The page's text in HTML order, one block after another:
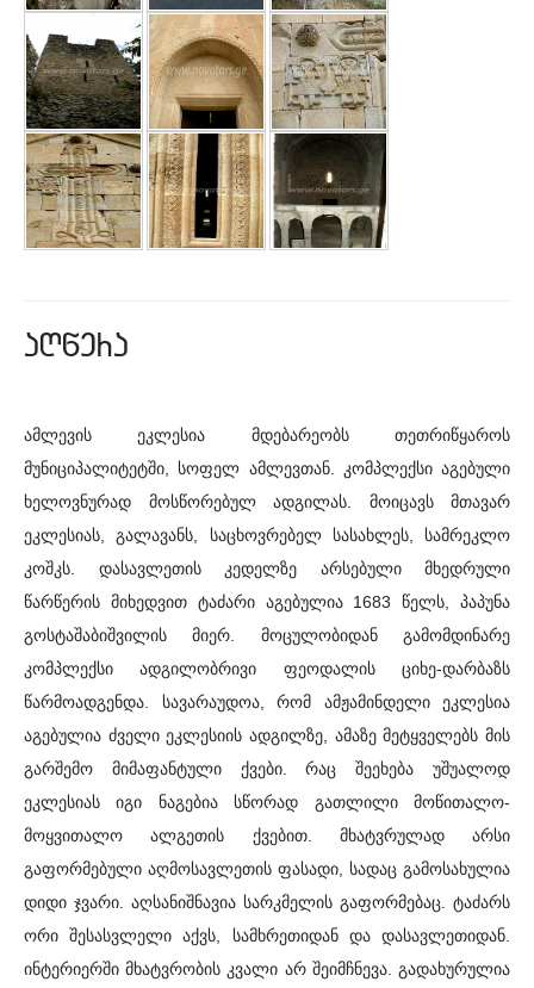
aRwera
ამლევის ეკლესია მდებარეობს თეთრიწყაროს
მუნიციპალიტეტში, სოფელ ამლევთან. კომპლექსი აგებული
ხელოვნურად მოსწორებულ ადგილას. მოიცავს მთავარ
ეკლესიას, გალავანს, საცხოვრებელ სასახლეს, სამრეკლო
კოშკს. დასავლეთის კედელზე არსებული მხედრული
წარწერის მიხედვით ტაძარი აგებულია 1683 წელს, პაპუნა
გოსტაშაბიშვილის მიერ. მოცულობიდან გამომდინარე
კომპლექსი ადგილობრივი ფეოდალის ციხე-დარბაზს
წარმოადგენდა. სავარაუდოა, რომ ამჟამინდელი ეკლესია
აგებულია ძველი ეკლესიის ადგილზე, ამაზე მეტყველებს მის
გარშემო მიმაფანტული ქვები. რაც შეეხება უშუალოდ
ეკლესიას იგი ნაგებია სწორად გათლილი მოწითალო-
მოყვითალო ალგეთის ქვებით. მხატვრულად არსი
გაფორმებული აღმოსავლეთის ფასადი, სადაც გამოსახულია
დიდი ჯვარი. აღსანიშნავია სარკმელის გაფორმებაც. ტაძარს
ორი შესასვლელი აქვს, სამხრეთიდან და დასავლეთიდან.
ინტერიერში მხატვრობის კვალი არ შეიმჩნევა. გადახურულია